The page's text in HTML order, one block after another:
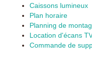
Caissons lumineux
Plan horaire
Planning de
Location d'écans
Commande de